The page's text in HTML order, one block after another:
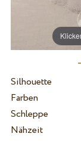
Silhouette
Farben
Schleppe
Nähzeit